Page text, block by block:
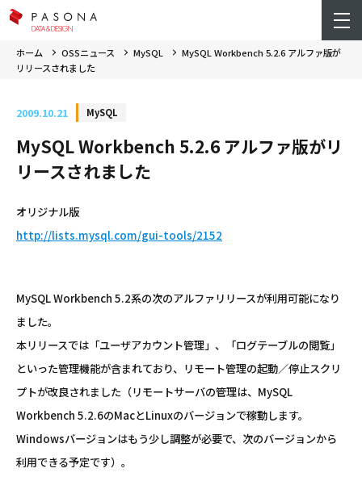
ホーム OSSニュース MySQL
MySQL Workbench 5.2.6 アルファ版が
リリースされました
2009.10.21 MySQL
MySQL Workbench 5.2.6 アルファ版がリ
リースされました
オリジナル版
http://lists.mysql.com/gui-tools/2152
MySQL Workbench 5.2系の次のアルファリリースが利用可能になり
ました。
本リリースでは「ユーザアカウント管理」、「ログテーブルの閲覧」
といった管理機能が含まれており、リモート管理の起動／停止スクリ
プトが改良されました（リモートサーバの管理は、MySQL
Workbench 5.2.6のMacとLinuxのバージョンで稼動します。
Windowsバージョンはもう少し調整が必要で、次のバージョンから
利用できる予定です）。